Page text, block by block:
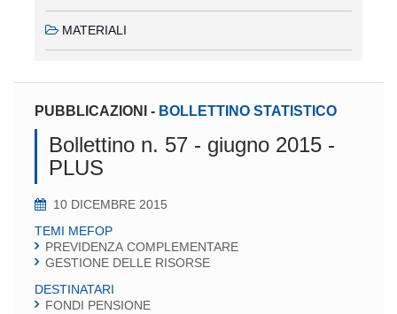
MATERIALI
PUBBLICAZIONI - BOLLETTINO STATISTICO
Bollettino n. 57 - giugno 2015 -
PLUS
10 DICEMBRE 2015
TEMI MEFOP
PREVIDENZA COMPLEMENTARE
GESTIONE DELLE RISORSE
DESTINATARI
FONDI PENSIONE